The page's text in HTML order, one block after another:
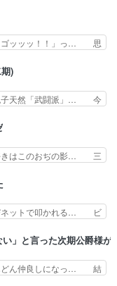
… 同時視聴｜
れまで騙していた東
たオープニン… テンポ
引くから全… 盟友ドレ
ドレゲネ… さて、登場
のか私… 今回は遂にド
ド… まさかの展開にめ
… チャガタイの所へ密
ゴッッッ！！」っ… 思
のハウツー回… この作
キメるの上… 藤子不二
フィット… 赤福のヌル
褒めら… 漫研が気にな
品… 今回エンディング
… この作品の世界に
…
)
子天然「武闘派」… 今
アシストに支… そう
か‥ときゆき… 「亜也
長寿丸を一… 目玉と耳
戰もノラ… 時代設定ど
た。… 今回は亜也子回
し… 貞宗、キモいギョ
…
きはこのおぢの影… 三
ぁ作品もイン… 相変わ
わね響野君… 正体を知
てくれた… 黒絵がハル
て大事… OPにデスボ
光… 黒絵の可愛さレベ
… 黒絵の母とのやり取
ネットで叩かれる… ビ
からん！先生… 陰キャ
きて相手の… ビオラが
やばいぞ… マネージャ
ールに… 藻掻きながら
」と言った次期公爵様が
どん仲良しになっ… 結